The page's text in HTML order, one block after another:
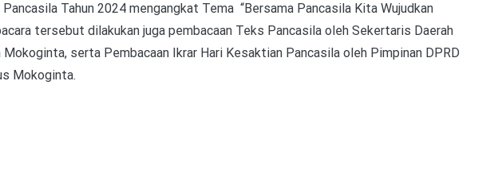
Tahun 2024 mengangkat Tema “Bersama Pancasila Kita Wujudkan
tersebut dilakukan juga pembacaan Teks Pancasila oleh Sekertaris Daerah
serta Pembacaan Ikrar Hari Kesaktian Pancasila oleh Pimpinan DPRD
Mokoginta.